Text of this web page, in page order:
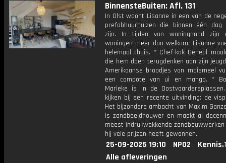
BinnensteBuiten: Afl. 131
In Olst woont Lisanne in een van de
prefabhuurhuizen die binnen één dag
zijn. In tijden van woningnood zijn
woningen meer dan welkom. Lisanne
helemaal thuis. * Chef-kok Geneal
die hem doen terugdenken aan zijn
Amerikaanse broodjes van maismeel
een compote van ui en mango. *
Marieke is in de
kijken bij een recente uitvinding: de
Het bijzondere ambacht van Maxim
is zandbeeldhouwer en maakt al
meest indrukwekkende
hij vele prijzen heeft gewonnen.
25-09-2025 19:10 NPO2
Alle afleveringen